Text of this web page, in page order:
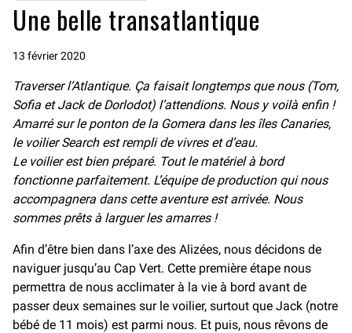
Une belle transatlantique
13 février 2020
Traverser l’Atlantique. Ça faisait longtemps que nous (Tom,
Sofia et Jack de Dorlodot) l’attendions. Nous y voilà enfin !
Amarré sur le ponton de la Gomera dans les îles Canaries,
le voilier Search est rempli de vivres et d’eau.
Le voilier est bien préparé. Tout le matériel à bord
fonctionne parfaitement. L’équipe de production qui nous
accompagnera dans cette aventure est arrivée. Nous
sommes prêts à larguer les amarres !
Afin d’être bien dans l’axe des Alizées, nous décidons de
naviguer jusqu’au Cap Vert. Cette première étape nous
permettra de nous acclimater à la vie à bord avant de
passer deux semaines sur le voilier, surtout que Jack (notre
bébé de 11 mois) est parmi nous. Et puis, nous rêvons de